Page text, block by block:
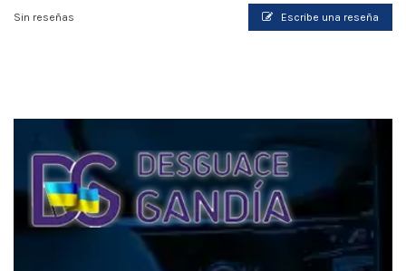
Sin reseñas Escribe una reseña